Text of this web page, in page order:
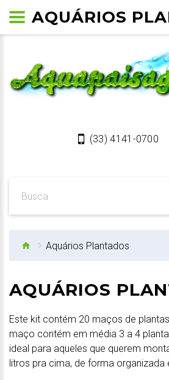
(33) 4141-0700
Aquários Plantados
AQUÁRIOS
Este kit contém 20 maços de
maço contém em média 3 a 4
ideal para aqueles que querem
litros pra cima, de forma organizada